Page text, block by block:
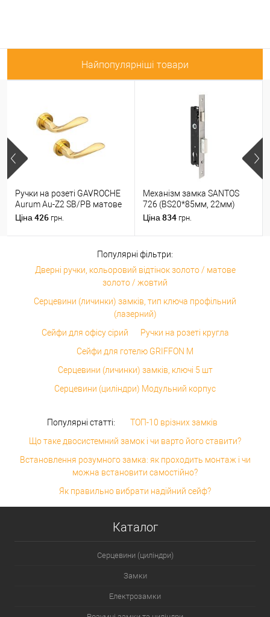
Найпопулярніші товари
Ручки на розеті GAVROCHE
Aurum Au-Z2 SB/PB матове
золото/золото
Ціна 426 грн.
Механізм замка SANTOS
726 (BS20*85мм, 22мм)
матовий хром
Ціна 834 грн.
Популярні фільтри:
Дверні ручки, кольоровий відтінок золото / матове
золото / жовтий
Серцевини (личинки) замків, тип ключа профільний
(лазерний)
Сейфи для офісу сірий
Ручки на розеті кругла
Сейфи для готелю GRIFFON M
Серцевини (личинки) замків, ключі 5 шт
Серцевини (циліндри) Модульний корпус
Популярні статті:
ТОП-10 врізних замків
Що таке двосистемний замок і чи варто його ставити?
Встановлення розумного замка: як проходить монтаж і чи
можна встановити самостійно?
Як правильно вибрати надійний сейф?
Каталог
Серцевини (циліндри)
Замки
Електрозамки